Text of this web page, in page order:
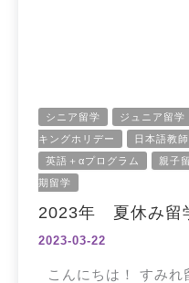
シニア留学 ジュニア留学
キングホリデー
日本語教
英語＋αプログラム
親子
期留学
2023年 夏休み留
2023-03-22
こんにちは！ すみれ